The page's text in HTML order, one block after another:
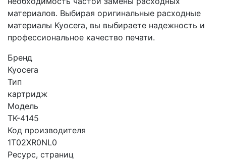
материалов. Выбирая оригинальные расходные
материалы Kyocera, вы выбираете надежность и
профессиональное качество печати.
Бренд
Kyocera
Тип
картридж
Модель
TK-4145
Код производителя
1T02XR0NL0
Ресурс, страниц